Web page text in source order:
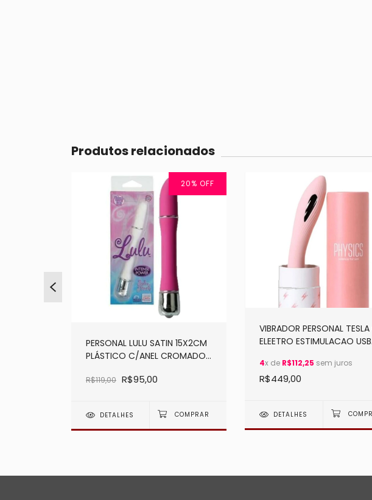
Produtos relacionados
20% OFF
PERSONAL LULU SATIN 15X2CM
PLÁSTICO C/ANEL CROMADO
R$119,00 R$95,00
DETALHES
VIBRADOR PERSONAL
ELEETRO ESTIMULACAO USB
4x de R$112,25 sem juros
R$449,00
DETALHES